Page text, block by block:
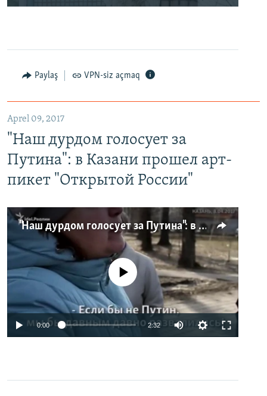
Paylaş VPN-siz açmaq
Aprel 09, 2017
"Наш дурдом голосует за
Путина": в Казани прошел арт-
пикет "Открытой России"
"Наш дурдом голосует за Путина": в Казани прошел арт-пикет "Открытой России"
No media source currently available
0:00 2:32